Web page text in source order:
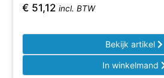
€ 51,12 incl. BTW
Bekijk artikel
In winkelmand